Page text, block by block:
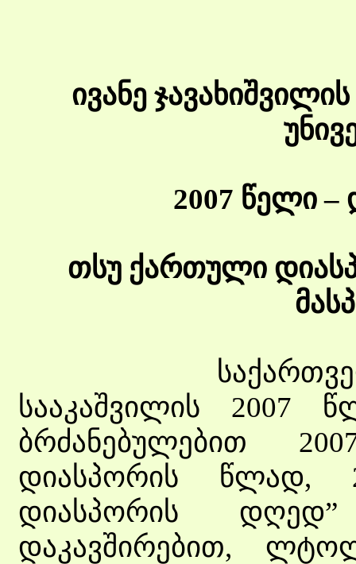
ივანე
2007 წელი
თსუ ქართული
საქართველოს
სააკაშვილის 2007
ბრძანებულებით
დიასპორის წლად,
დიასპორის
დაკავშირებით,